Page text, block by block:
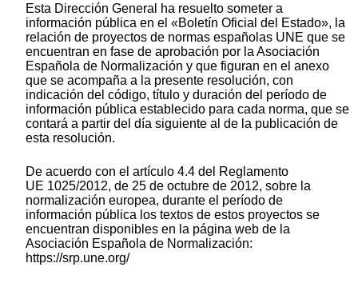
Esta Dirección General ha resuelto someter a
información pública en el «Boletín Oficial del Estado», la
relación de proyectos de normas españolas UNE que se
encuentran en fase de aprobación por la Asociación
Española de Normalización y que figuran en el anexo
que se acompaña a la presente resolución, con
indicación del código, título y duración del período de
información pública establecido para cada norma, que se
contará a partir del día siguiente al de la publicación de
esta resolución.
De acuerdo con el artículo 4.4 del Reglamento
UE 1025/2012, de 25 de octubre de 2012, sobre la
normalización europea, durante el período de
información pública los textos de estos proyectos se
encuentran disponibles en la página web de la
Asociación Española de Normalización:
https://srp.une.org/